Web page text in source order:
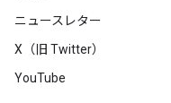
ニュースレター
X（旧 Twitter）
YouTube